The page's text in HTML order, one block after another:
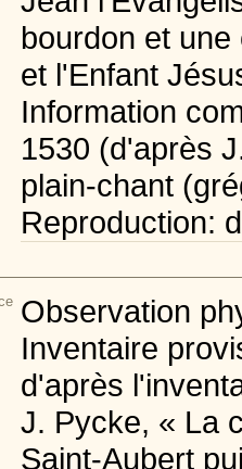
bourdon et
et l'Enfant
Information
1530 (d'après
plain-chant
Reproduction:
Observation
Inventaire
d'après
J. Pycke, « La
Saint-Aubert